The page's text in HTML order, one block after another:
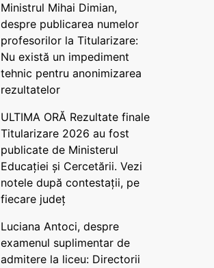
Ministrul Mihai Dimian,
despre publicarea numelor
profesorilor la Titularizare:
Nu există un impediment
tehnic pentru anonimizarea
rezultatelor
ULTIMA ORĂ Rezultate finale
Titularizare 2026 au fost
publicate de Ministerul
Educației și Cercetării. Vezi
notele după contestații, pe
fiecare județ
Luciana Antoci, despre
examenul suplimentar de
admitere la liceu: Directorii